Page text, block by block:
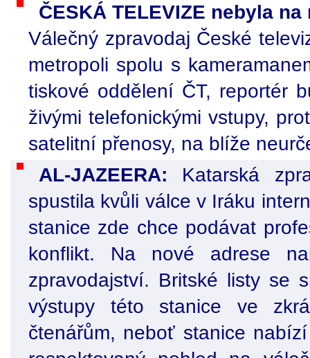
ČESKÁ TELEVIZE nebyla
Válečný zpravodaj České
metropoli spolu s
tiskové oddělení ČT, reportér
živými telefonickými vstupy,
satelitní přenosy, na blíže
AL-JAZEERA: Katarská
spustila kvůli válce v Iráku
stanice zde chce podávat
konflikt. Na nové adrese
zpravodajství. Britské listy se
výstupy této stanice ve
čtenářům, neboť stanice